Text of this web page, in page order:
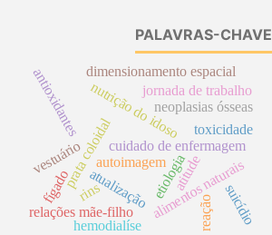
PALAVRAS-CHAVE
cuidado de enfermagem
prata coloidal etiologia
atualização
antioxidantes
alimentos naturais
nutrição do idoso
relações mãe-filho
dimensionamento espacial
autoimagem
neoplasias ósseas
rins suicídio
jornada de trabalho
vestuário
fígado
reação
hemodialíse
toxicidade
atitude